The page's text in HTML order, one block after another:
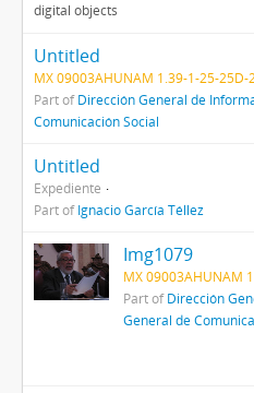
digital objects
Untitled
MX 09003AHUNAM 1.39-1-25-25D-
Part ofDirección General de
Comunicación Social
Untitled
Expediente
Part ofIgnacio García Téllez
Img1079
MX 09003AHUNAM
Part ofDirección
General de